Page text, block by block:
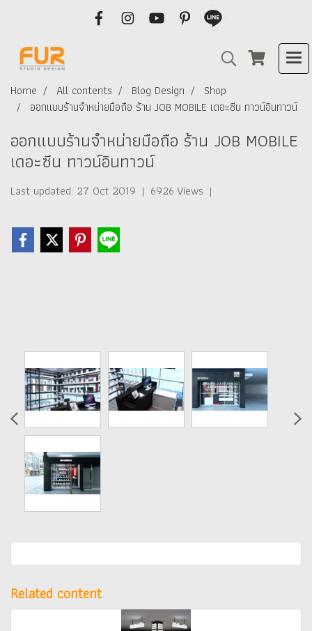
Home All contents Blog Design
Shop
ออกแบบร้านจำหน่ายมือถือ ร้าน JOB MOBILE เดอะซีน ทาวน์อินทาวน์
ออกแบบร้านจำหน่ายมือถือ ร้าน JOB MOBILE
เดอะซีน ทาวน์อินทาวน์
Last updated: 27 Oct 2019 | 6926 Views |
Related content